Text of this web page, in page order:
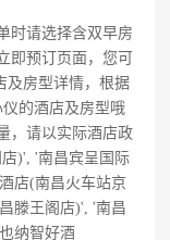
时请选择含双早房
即预订页面，您可
及房型详情，根据
的酒店及房型哦
，请以实际酒店政
)', '南昌宾呈国际
店(南昌火车站京
滕王阁店)', '南昌
纳智好酒